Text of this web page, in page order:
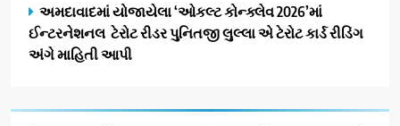
અમદાવાદમાં યોજાયેલા ‘ઓકલ્ટ કોન્ક્લેવ 2026’માં
ઈન્ટરનેશનલ ટેરોટ રીડર પુનિતજી લુલ્લા એ ટેરોટ કાર્ડ રીડિંગ
અંગે માહિતી આપી